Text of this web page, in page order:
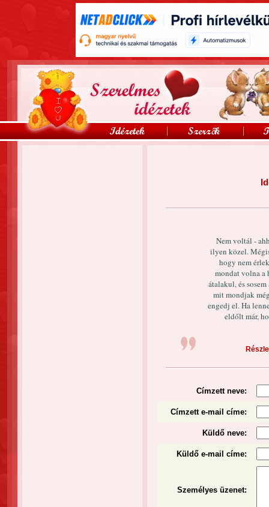
Nem voltál -
ilyen közel.
hogy nem
mondat volna a
átalakul, és
mit mondjak
engedj el. Ha
eldőlt már,
Címzett neve:
Címzett e-mail címe:
Küldő neve:
Küldő e-mail címe:
Személyes üzenet: